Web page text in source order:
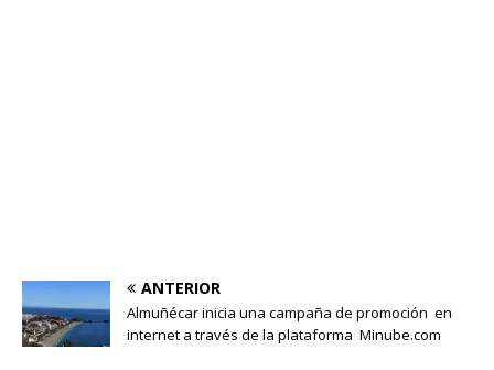
ANTERIOR
Almuñécar inicia una campaña de promoción en
internet a través de la plataforma Minube.com